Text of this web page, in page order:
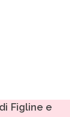
Figline e